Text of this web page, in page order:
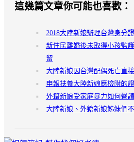
這幾篇文章你可能也喜歡：
2018大陸新娘辦理台灣身分
新住民離婚後未取得小孩監
留
大陸新娘因台灣配偶死亡直
申報扶養大陸新娘應檢附的
外籍新娘受家庭暴力如何聲
大陸新娘、外籍新娘姊妹們